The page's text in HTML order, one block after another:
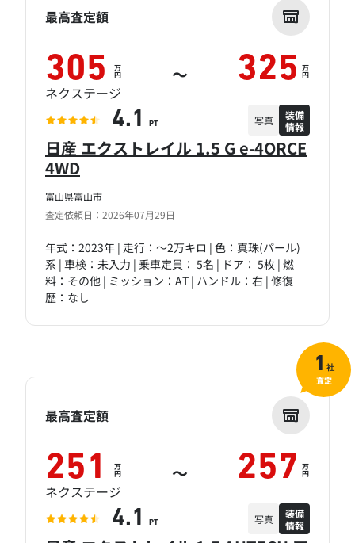
富山県富山市
査定依頼日：2026年07月29日
日産 エクストレイル 1.5 G e-4ORCE
4WD
年式：2023年 | 走行：～2万キロ | 色：真珠(パール)
系 | 車検：未入力 | 乗車定員： 5名 | ドア： 5枚 | 燃
料：その他 | ミッション：AT | ハンドル：右 | 修復
歴：なし
最高査定額
305 万
円 ～ 325 万
円
ネクステージ
4.1 PT 写真
装備
情報
最高査定額
251 万
円 ～ 257 万
円
ネクステージ
4.1 PT 写真
装備
情報
1 社
査定